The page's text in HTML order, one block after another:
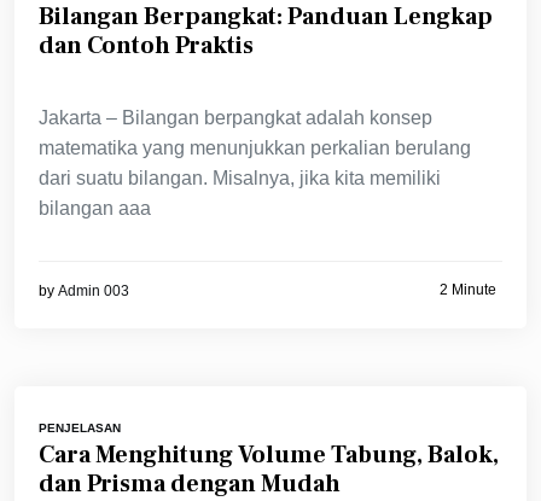
Bilangan Berpangkat: Panduan Lengkap
dan Contoh Praktis
Jakarta – Bilangan berpangkat adalah konsep
matematika yang menunjukkan perkalian berulang
dari suatu bilangan. Misalnya, jika kita memiliki
bilangan aaa
by Admin 003 2 Minute
PENJELASAN
Cara Menghitung Volume Tabung, Balok,
dan Prisma dengan Mudah